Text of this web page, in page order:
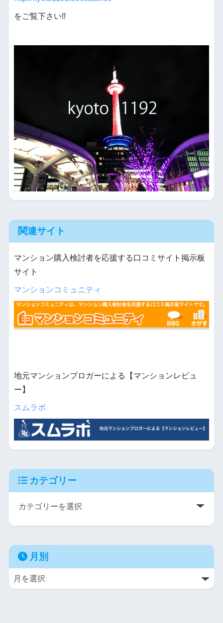
をご覧下さい!!
関連サイト
マンション購入検討者を応援する口コミサイト掲示板
サイト
マンションコミュニティ
地元マンションブロガーによる【マンションレビュ
ー】
スムラボ
カテゴリー
月別